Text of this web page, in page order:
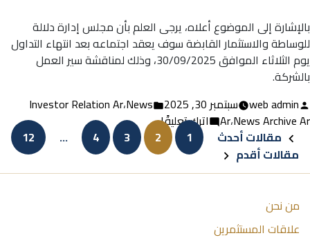
الإدارة
بالإشارة إلى الموضوع أعلاه، يرجى العلم بأن مجلس إدارة دلالة
للوساطة والاستثمار القابضة سوف يعقد اجتماعه بعد انتهاء التداول
يوم الثلاثاء الموافق 30/09/2025، وذلك لمناقشة سير العمل
بالشركة.
تمّ
النشر
بواسطة
web admin سبتمبر 30, 2025
نُشر
في
Investor Relation Ar،News
Ar،News Archive Ar اترك تعليقًاعلى
الإفصاح
عن
موعد
Posts
pagination
مقالات أحدث 1
2
3
4
…
12
مقالات أقدم
من نحن
علاقات المستثمرين